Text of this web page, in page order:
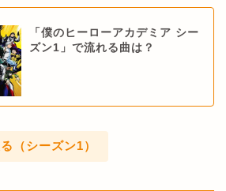
「僕のヒーローアカデミア シー
ズン1」で流れる曲は？
（シーズン1）